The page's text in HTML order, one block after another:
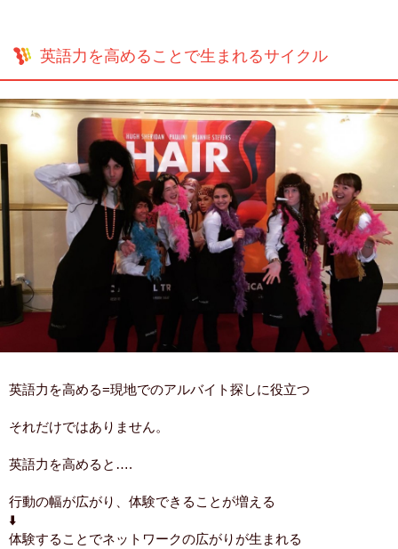
英語力を高めることで生まれるサイクル
英語力を高める=現地でのアルバイト探しに役立つ
それだけではありません。
英語力を高めると….
行動の幅が広がり、体験できることが増える
⬇️
体験することでネットワークの広がりが生まれる